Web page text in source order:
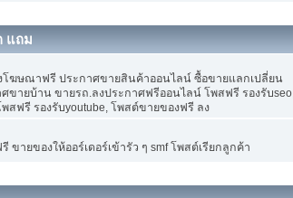
แถม
โฆษณาฟรี ประกาศขายสินค้าออนไลน์ ซื้อขายแลกเปลี่ยน
ขายบ้าน ขายรถ.ลงประกาศฟรีออนไลน์ โพสฟรี รองรับseo,
สฟรี รองรับyoutube, โพสต์ขายของฟรี ลง
ายของให้ออร์เดอร์เข้ารัว ๆ smf โพสต์เรียกลูกค้า